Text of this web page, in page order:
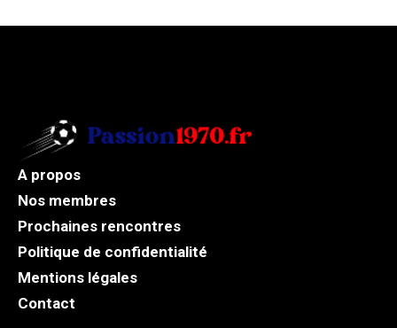
A propos
Nos membres
Prochaines rencontres
Politique de confidentialité
Mentions légales
Contact